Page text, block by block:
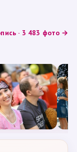
· 3 483 фото →